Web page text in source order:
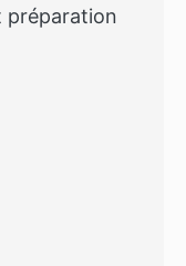
préparation